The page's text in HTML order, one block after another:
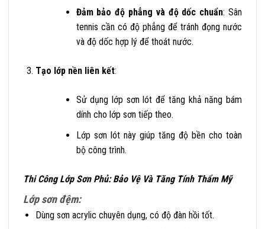
Đảm bảo độ phẳng và độ dốc chuẩn: Sân
tennis cần có độ phẳng để tránh đọng nước
và độ dốc hợp lý để thoát nước.
Tạo lớp nền liên kết:
Sử dụng lớp sơn lót để tăng khả năng bám
dính cho lớp sơn tiếp theo.
Lớp sơn lót này giúp tăng độ bền cho toàn
bộ công trình.
Thi Công Lớp Sơn Phủ: Bảo Vệ Và Tăng Tính Thẩm Mỹ
Lớp sơn đệm:
Dùng sơn acrylic chuyên dụng, có độ đàn hồi tốt.